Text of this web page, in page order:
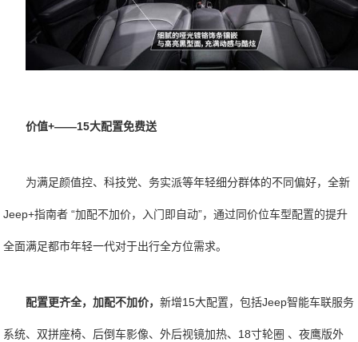
价值+——15大配置免费送
为满足颜值控、科技党、务实派等年轻细分群体的不同偏好，全新
Jeep+指南者 “加配不加价，入门即自动”，通过同价位车型配置的提升
全面满足都市年轻一代对于出行全方位需求。
配置更齐全，加配不加价，新增15大配置，包括Jeep智能车联服务
系统、双拼座椅、后倒车影像、外后视镜加热、18寸轮圈 、夜鹰版外